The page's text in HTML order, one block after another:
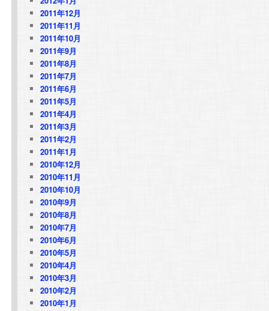
2011年12月
2011年11月
2011年10月
2011年9月
2011年8月
2011年7月
2011年6月
2011年5月
2011年4月
2011年3月
2011年2月
2011年1月
2010年12月
2010年11月
2010年10月
2010年9月
2010年8月
2010年7月
2010年6月
2010年5月
2010年4月
2010年3月
2010年2月
2010年1月